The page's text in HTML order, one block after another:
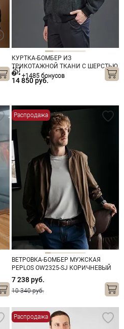
КУРТКА-БОМБЕР ИЗ
ТРИКОТАЖНОЙ ТКАНИ С ШЕРСТЬЮ
OW26301-JА ТЕМНО-СЕРАЯ
14 850 руб.
+1485 бонусов
Распродажа
ВЕТРОВКА-БОМБЕР МУЖСКАЯ
PEPLOS OW2325-SJ КОРИЧНЕВЫЙ
7 238 руб.
10 340 руб.
Распродажа